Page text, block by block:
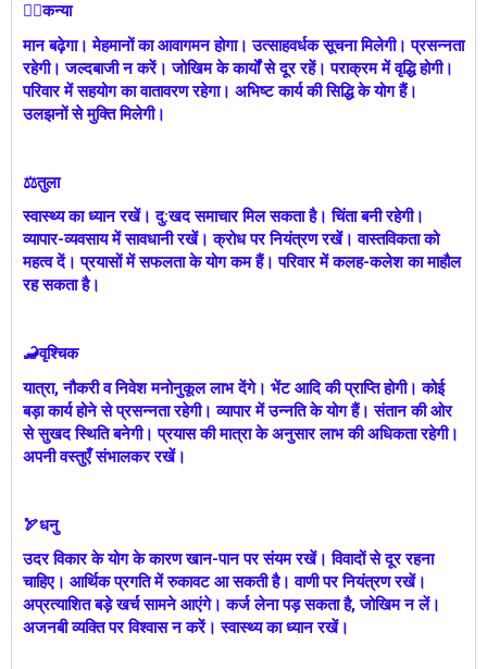
🙎‍♀️कन्या
मान बढ़ेगा। मेहमानों का आवागमन होगा। उत्साहवर्धक सूचना मिलेगी। प्रसन्नता
रहेगी। जल्दबाजी न करें। जोखिम के कार्यों से दूर रहें। पराक्रम में वृद्धि होगी।
परिवार में सहयोग का वातावरण रहेगा। अभिष्ट कार्य की सिद्धि के योग हैं।
उलझनों से मुक्ति मिलेगी।
⚖️तुला
स्वास्थ्य का ध्यान रखें। दु:खद समाचार मिल सकता है। चिंता बनी रहेगी।
व्यापार-व्यवसाय में सावधानी रखें। क्रोध पर नियंत्रण रखें। वास्तविकता को
महत्व दें। प्रयासों में सफलता के योग कम हैं। परिवार में कलह-कलेश का माहौल
रह सकता है।
🦂वृश्चिक
यात्रा, नौकरी व निवेश मनोनुकूल लाभ देंगे। भेंट आदि की प्राप्ति होगी। कोई
बड़ा कार्य होने से प्रसन्नता रहेगी। व्यापार में उन्नति के योग हैं। संतान की ओर
से सुखद स्थिति बनेगी। प्रयास की मात्रा के अनुसार लाभ की अधिकता रहेगी।
अपनी वस्तुएँ संभालकर रखें।
🏹धनु
उदर विकार के योग के कारण खान-पान पर संयम रखें। विवादों से दूर रहना
चाहिए। आर्थिक प्रगति में रुकावट आ सकती है। वाणी पर नियंत्रण रखें।
अप्रत्याशित बड़े खर्च सामने आएंगे। कर्ज लेना पड़ सकता है, जोखिम न लें।
अजनबी व्यक्ति पर विश्वास न करें। स्वास्थ्य का ध्यान रखें।